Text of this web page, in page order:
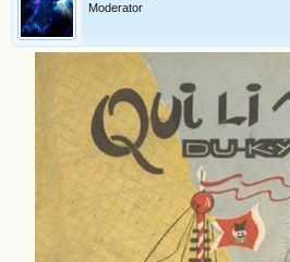
Moderator